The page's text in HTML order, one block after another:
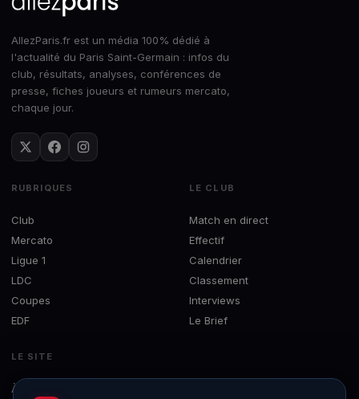
AllezParis.fr est un média 100% dédié à
l'actualité du Paris Saint-Germain : infos du
club, résultats, analyses, conférences de
presse, fiches joueurs et rumeurs mercato,
chaque jour.
RUBRIQUES
Club
Mercato
Ligue 1
LDC
Coupes
EDF
LE CLUB
Match en direct
Effectif
Calendrier
Classement
Interviews
Le Brief
LE SITE
À propos